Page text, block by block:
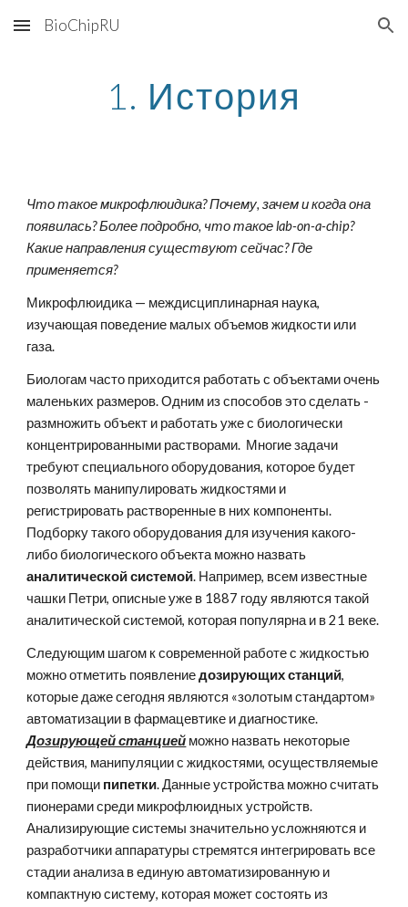
Skip to main content Skip to navigation
BioChipRU
1. История
Что такое микрофлюидика? Почему, зачем и когда она
появилась? Более подробно, что такое lab-on-a-chip?
Какие направления существуют сейчас? Где
применяется?
Микрофлюидика — междисциплинарная наука,
изучающая поведение малых объемов жидкости или
газа.
Биологам часто приходится работать с объектами очень
маленьких размеров. Одним из способов это сделать -
размножить объект и работать уже с биологически
концентрированными растворами.  Многие задачи
требуют специального оборудования, которое будет
позволять манипулировать жидкостями и
регистрировать растворенные в них компоненты.
Подборку такого оборудования для изучения какого-
аналитической системой. Например, всем известные
чашки Петри, описные уже в 1887 году являются такой
аналитической системой, которая популярна и в 21 веке.
Следующим шагом к современной работе с жидкостью
можно отметить появление дозирующих станций,
которые даже сегодня являются «золотым стандартом»
Дозирующей станцией можно назвать некоторые
действия, манипуляции с жидкостями, осуществляемые
при помощи пипетки. Данные устройства можно считать
пионерами среди микрофлюидных устройств.
Анализирующие системы значительно усложняются и
разработчики аппаратуры стремятся интегрировать все
стадии анализа в единую автоматизированную и
компактную систему, которая может состоять из